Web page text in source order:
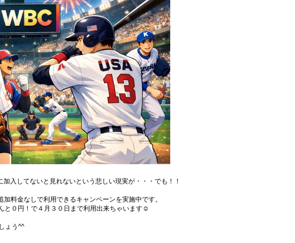
入してないと見れないという悲しい現実が・・・でも！！
料金なしで利用できるキャンペーンを実施中です。
と０円！で４月３０日まで利用出来ちゃいます☺
ょう^^